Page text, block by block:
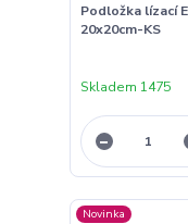
Podložka lízací
20x20cm-KS
Skladem 1475
Novinka